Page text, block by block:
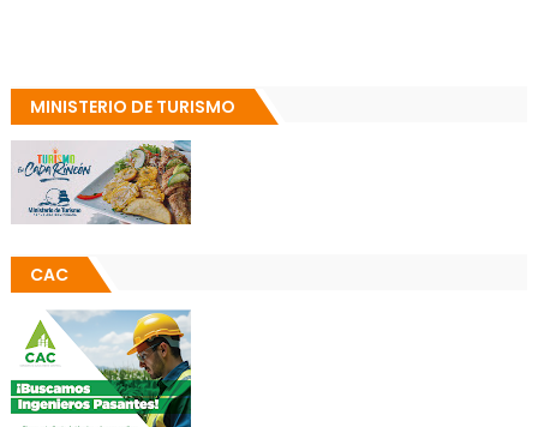
MINISTERIO DE TURISMO
CAC